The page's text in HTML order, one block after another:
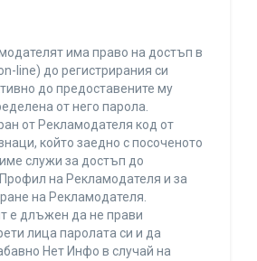
има право на достъп в
line) до регистрирания си
до предоставените му
от него парола.
от Рекламодателя код от
който заедно с посоченото
служи за достъп до
на Рекламодателя и за
на Рекламодателя.
е длъжен да не прави
лица паролата си и да
Нет Инфо в случай на